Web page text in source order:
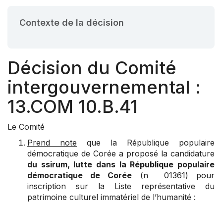
Contexte de la décision
Décision du Comité
intergouvernemental :
13.COM 10.B.41
Le Comité
Prend note que la République populaire
démocratique de Corée a proposé la candidature
du ssirum, lutte dans la République populaire
démocratique de Corée (n 01361) pour
inscription sur la Liste représentative du
patrimoine culturel immatériel de l’humanité :